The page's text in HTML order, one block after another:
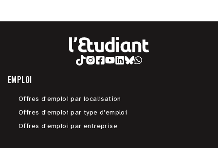
EMPLOI
Offres d'emploi par localisation
Offres d'emploi par type d'emploi
Offres d'emploi par entreprise